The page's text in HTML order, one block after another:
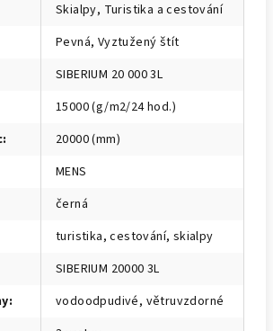
Skialpy, Turistika a cestování
Pevná, Vyztužený štít
SIBERIUM 20 000 3L
15000 (g/m2/24 hod.)
:
20000 (mm)
MENS
černá
turistika, cestování, skialpy
SIBERIUM 20000 3L
:
vodoodpudivé, větruvzdorné